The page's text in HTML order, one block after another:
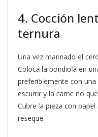
4. Cocción
ternura
Una vez marinado el
Coloca la bondiola en
preferiblemente con
escurrir y la carne no
Cubre la pieza con
reseque.